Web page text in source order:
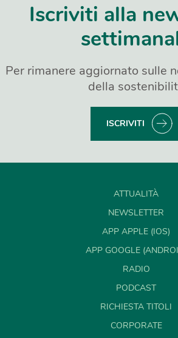
Iscriviti alla
Per rimanere aggiornato sulle
della
ISCRIVITI
ATTUALITÀ
NEWSLETTER
APP APPLE (IOS)
APP GOOGLE
RADIO
PODCAST
RICHIESTA TITOLI
CORPORATE